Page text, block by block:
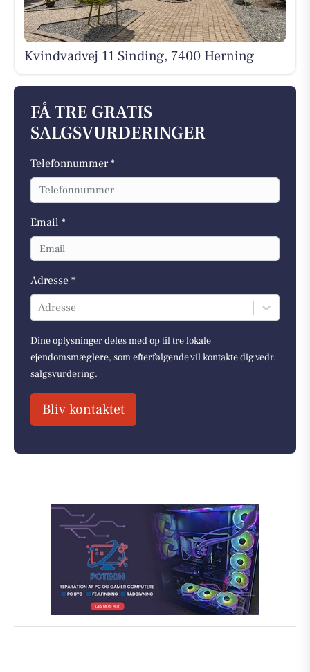
Kvindvadvej 11 Sinding, 7400 Herning
FÅ TRE GRATIS
SALGSVURDERINGER
Telefonnummer *
Email *
Adresse *
Adresse
Dine oplysninger deles med op til tre lokale
ejendomsmæglere, som efterfølgende vil kontakte dig vedr.
salgsvurdering.
Bliv kontaktet